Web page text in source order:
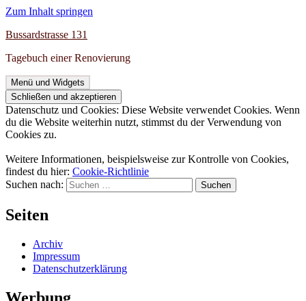
Zum Inhalt springen
Bussardstrasse 131
Tagebuch einer Renovierung
Menü und Widgets
Datenschutz und Cookies: Diese Website verwendet Cookies. Wenn
du die Website weiterhin nutzt, stimmst du der Verwendung von
Cookies zu.
Weitere Informationen, beispielsweise zur Kontrolle von Cookies,
findest du hier: Cookie-Richtlinie
Suchen nach:
Seiten
Archiv
Impressum
Datenschutzerklärung
Werbung